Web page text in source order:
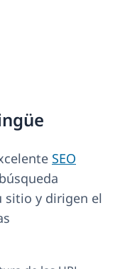
SEO
sitio y dirigen el